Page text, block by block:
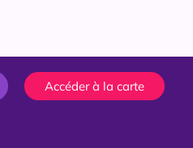
Accéder à la carte